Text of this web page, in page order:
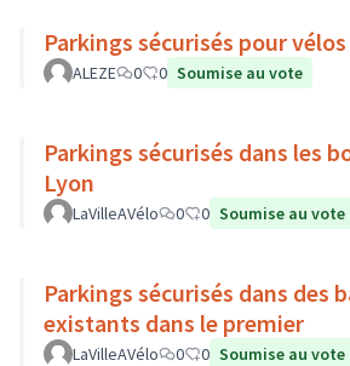
Parkings sécurisés pour vélos
ALEZE 0 0 Soumise au vote
Parkings sécurisés dans les
Lyon
LaVilleAVélo 0 0 Soumise au vote
Parkings sécurisés dans des
existants dans le premier
LaVilleAVélo 0 0 Soumise au vote